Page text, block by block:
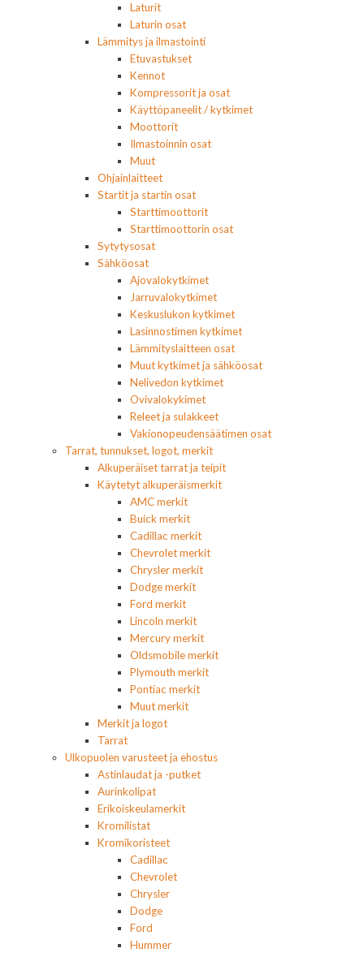
Laturit
Laturin osat
Lämmitys ja ilmastointi
Etuvastukset
Kennot
Kompressorit ja osat
Käyttöpaneelit / kytkimet
Moottorit
Ilmastoinnin osat
Muut
Ohjainlaitteet
Startit ja startin osat
Starttimoottorit
Starttimoottorin osat
Sytytysosat
Sähköosat
Ajovalokytkimet
Jarruvalokytkimet
Keskuslukon kytkimet
Lasinnostimen kytkimet
Lämmityslaitteen osat
Muut kytkimet ja sähköosat
Nelivedon kytkimet
Ovivalokykimet
Releet ja sulakkeet
Vakionopeudensäätimen osat
Tarrat, tunnukset, logot, merkit
Alkuperäiset tarrat ja teipit
Käytetyt alkuperäismerkit
AMC merkit
Buick merkit
Cadillac merkit
Chevrolet merkit
Chrysler merkit
Dodge merkit
Ford merkit
Lincoln merkit
Mercury merkit
Oldsmobile merkit
Plymouth merkit
Pontiac merkit
Muut merkit
Merkit ja logot
Tarrat
Ulkopuolen varusteet ja ehostus
Astinlaudat ja -putket
Aurinkolipat
Erikoiskeulamerkit
Kromilistat
Kromikoristeet
Cadillac
Chevrolet
Chrysler
Dodge
Ford
Hummer